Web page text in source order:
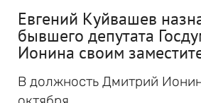
Евгений Куйвашев
бывшего депутата
Ионина своим
В должность Дмитрий